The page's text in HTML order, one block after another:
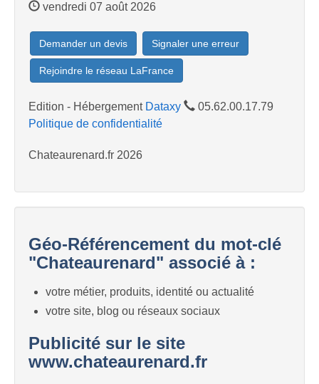
vendredi 07 août 2026
Demander un devis Signaler une erreur
Rejoindre le réseau LaFrance
Edition - Hébergement Dataxy
05.62.00.17.79
Politique de confidentialité
Chateaurenard.fr 2026
Géo-Référencement du mot-clé
"Chateaurenard" associé à :
votre métier, produits, identité ou actualité
votre site, blog ou réseaux sociaux
Publicité sur le site
www.chateaurenard.fr